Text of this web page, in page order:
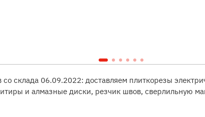
со склада 06.09.2022: доставляем плиткорезы
и алмазные диски, резчик швов, сверлильную